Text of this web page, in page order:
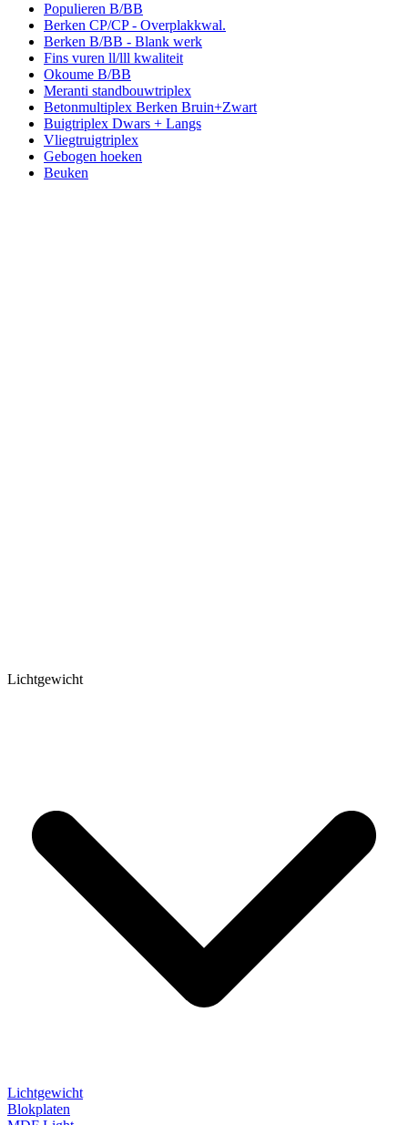
Populieren B/BB
Berken CP/CP - Overplakkwal.
Berken B/BB - Blank werk
Fins vuren ll/lll kwaliteit
Okoume B/BB
Meranti standbouwtriplex
Betonmultiplex Berken Bruin+Zwart
Buigtriplex Dwars + Langs
Vliegtruigtriplex
Gebogen hoeken
Beuken
Lichtgewicht
Lichtgewicht
Blokplaten